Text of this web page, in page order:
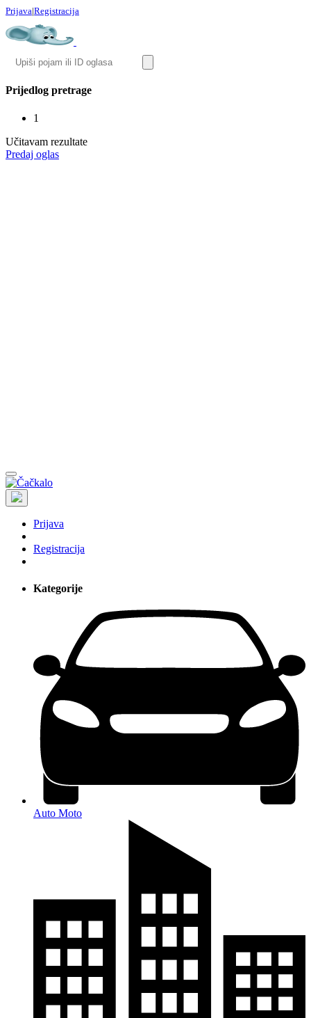
Prijava|Registracija
Prijedlog pretrage
1
Učitavam rezultate
Predaj oglas
Prijava
Registracija
Kategorije
Auto Moto